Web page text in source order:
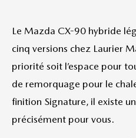
Le Mazda CX-90 hybride
cinq versions chez Laurier
priorité soit l’espace pour
de remorquage pour le
finition Signature, il existe
précisément pour vous.